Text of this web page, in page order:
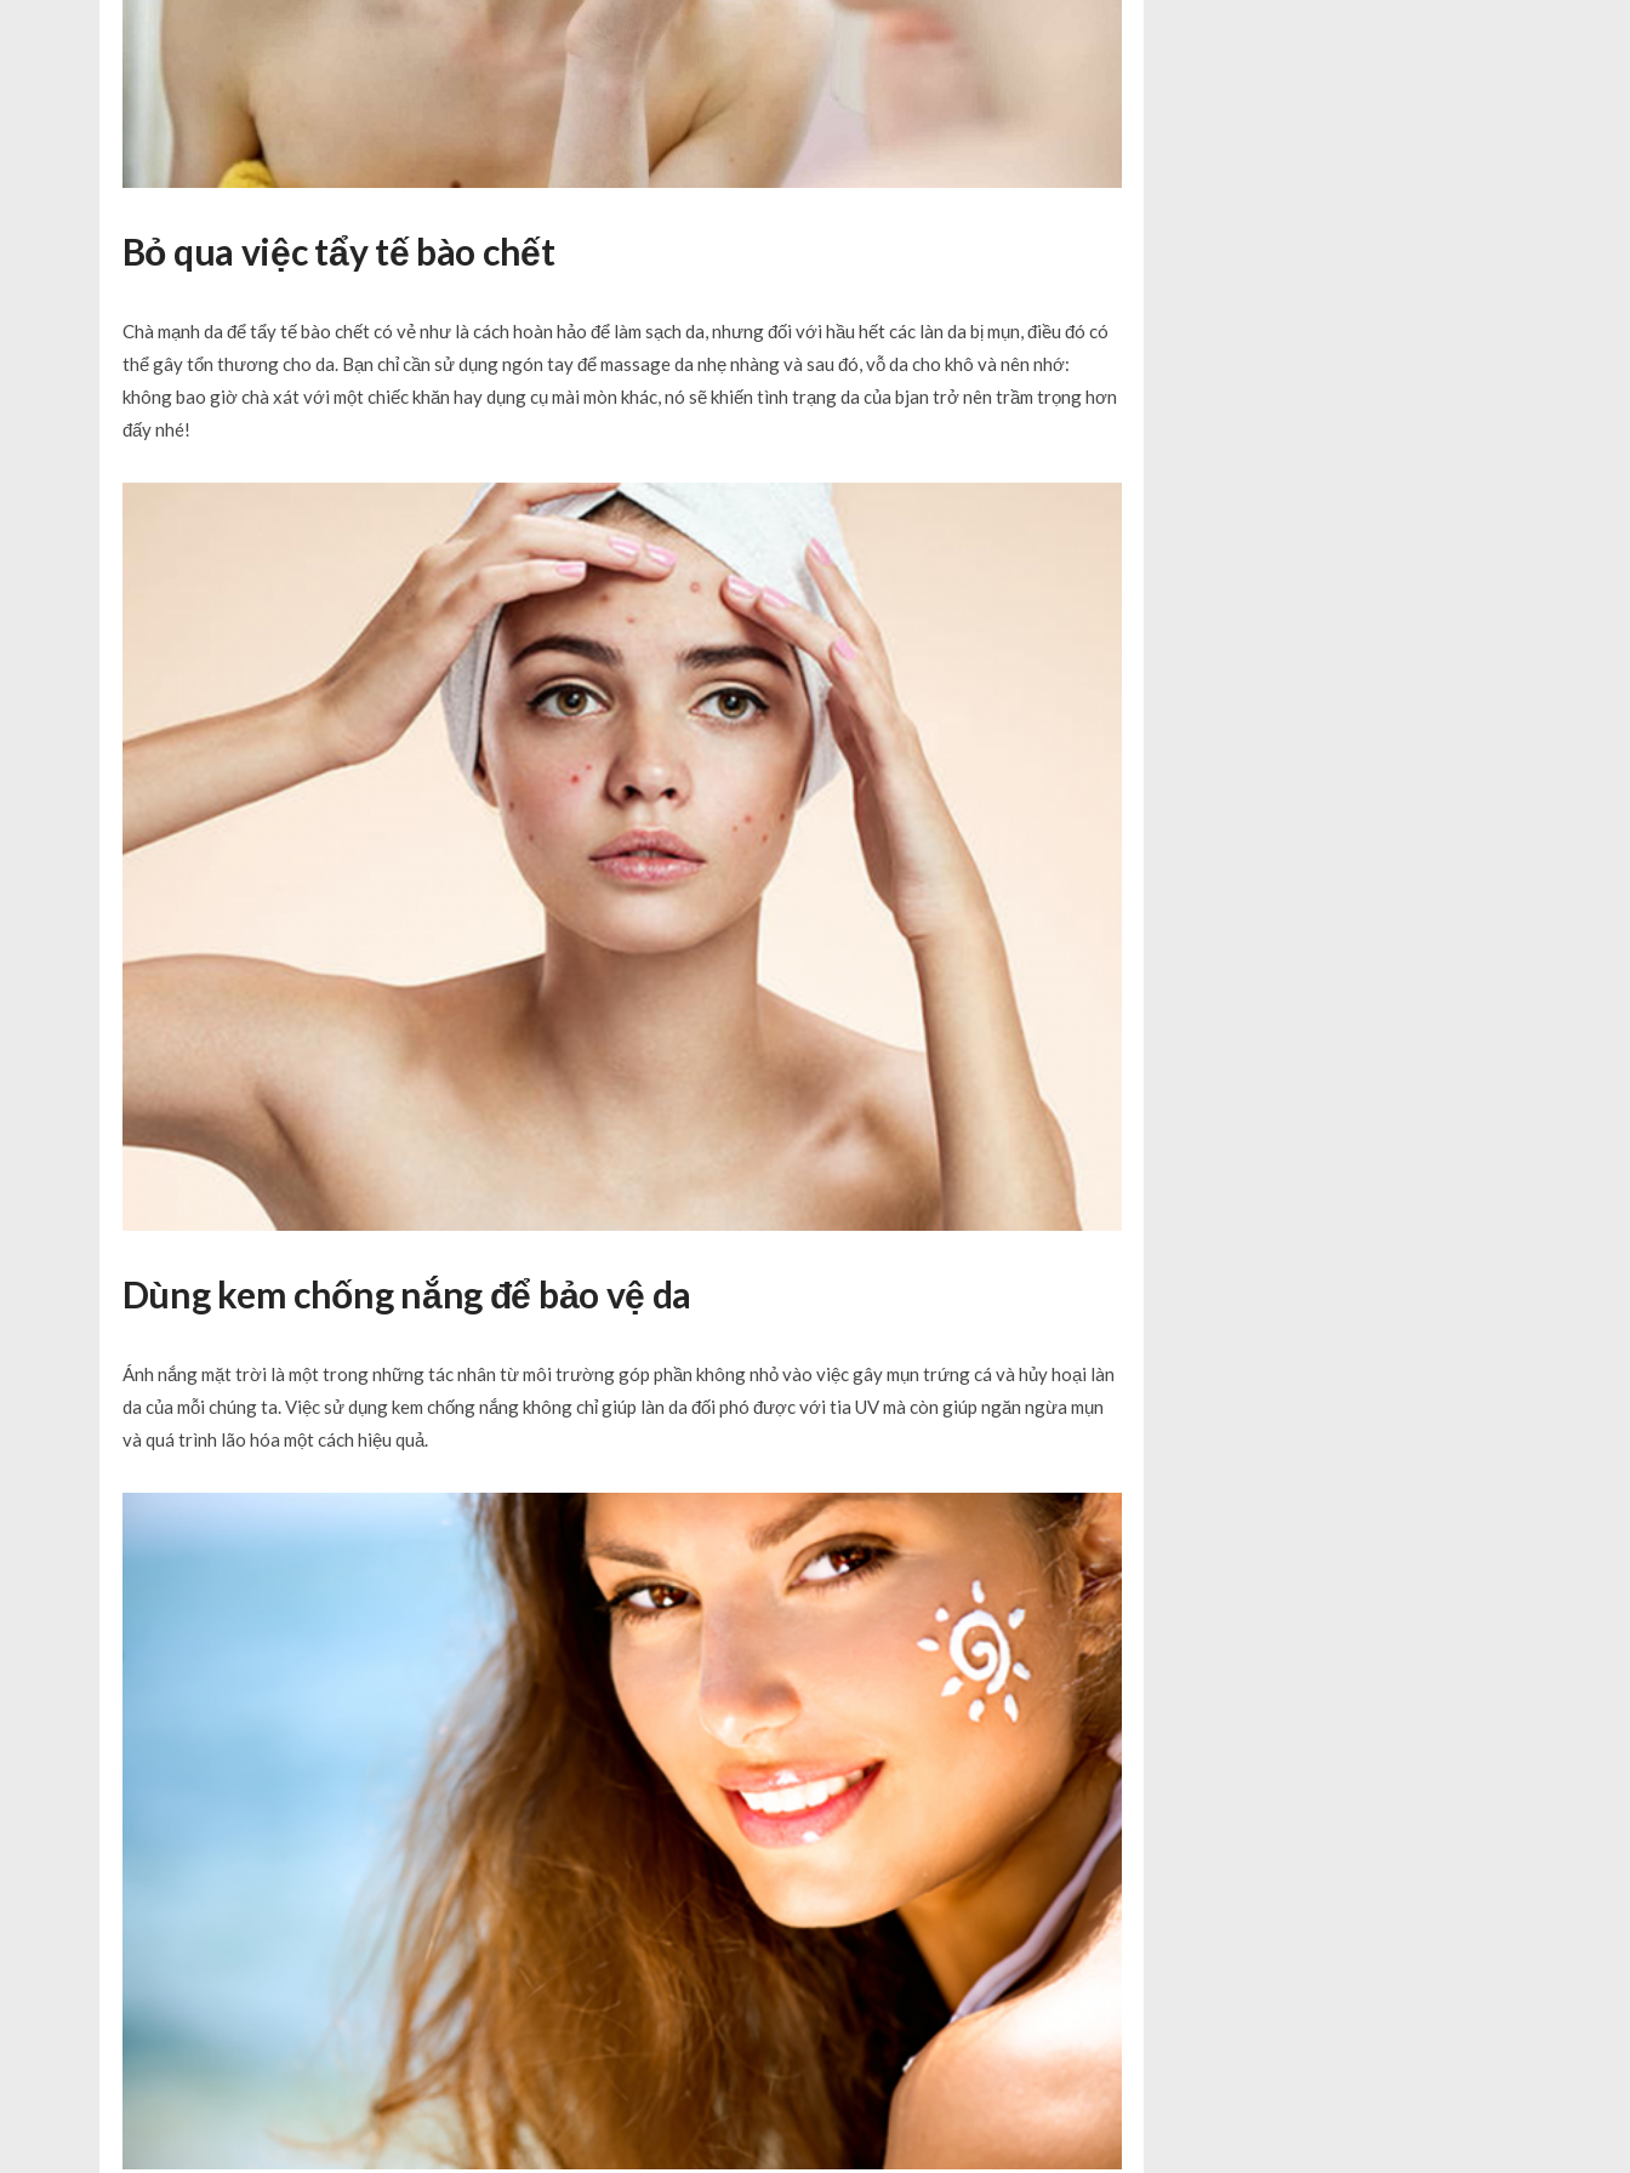
Bỏ qua việc tẩy tế bào chết
Chà mạnh da để tẩy tế bào chết có vẻ như là cách hoàn hảo để làm sạch da, nhưng đối với hầu hết các làn da bị mụn, điều đó có
thể gây tổn thương cho da. Bạn chỉ cần sử dụng ngón tay để massage da nhẹ nhàng và sau đó, vỗ da cho khô và nên nhớ:
không bao giờ chà xát với một chiếc khăn hay dụng cụ mài mòn khác, nó sẽ khiến tình trạng da của bjan trở nên trầm trọng hơn
đấy nhé!
Dùng kem chống nắng để bảo vệ da
Ánh nắng mặt trời là một trong những tác nhân từ môi trường góp phần không nhỏ vào việc gây mụn trứng cá và hủy hoại làn
da của mỗi chúng ta. Việc sử dụng kem chống nắng không chỉ giúp làn da đối phó được với tia UV mà còn giúp ngăn ngừa mụn
và quá trình lão hóa một cách hiệu quả.